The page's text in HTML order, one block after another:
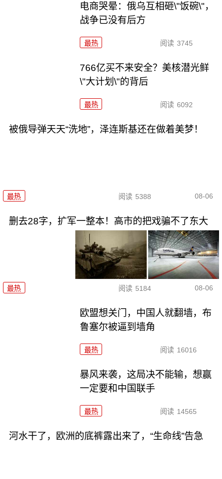
电商哭晕：俄乌互相砸\"饭碗\"，
战争已没有后方
最热 阅读 3745
766亿买不来安全？美核潜光鲜
\"大计划\"的背后
最热 阅读 6092
被俄导弹天天“洗地”，泽连斯基还在做着美梦！
最热 阅读 5388 08-06
删去28字，扩军一整本！高市的把戏骗不了东大
最热 阅读 5184 08-06
欧盟想关门，中国人就翻墙，布
鲁塞尔被逼到墙角
最热 阅读 16016
暴风来袭，这局决不能输，想赢
一定要和中国联手
最热 阅读 14565
河水干了，欧洲的底裤露出来了，“生命线”告急